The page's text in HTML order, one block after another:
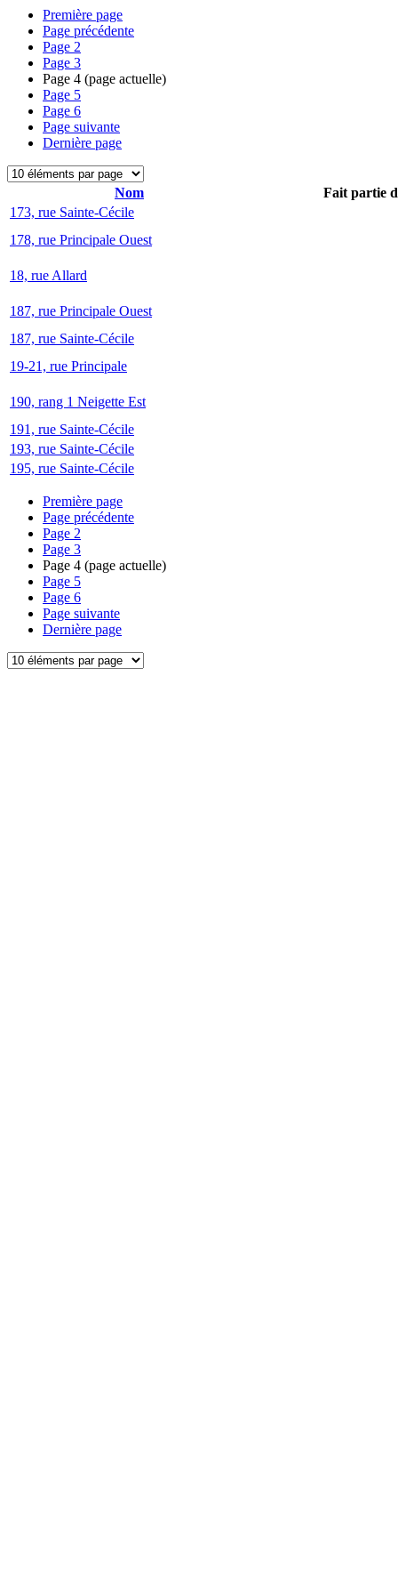
Première page
Page précédente
Page 2
Page 3
Page 4 (page actuelle)
Page 5
Page 6
Page suivante
Dernière page
Nom
Fait partie
173, rue Sainte-Cécile
178, rue Principale Ouest
18, rue Allard
187, rue Principale Ouest
187, rue Sainte-Cécile
19-21, rue Principale
190, rang 1 Neigette Est
191, rue Sainte-Cécile
193, rue Sainte-Cécile
195, rue Sainte-Cécile
Première page
Page précédente
Page 2
Page 3
Page 4 (page actuelle)
Page 5
Page 6
Page suivante
Dernière page